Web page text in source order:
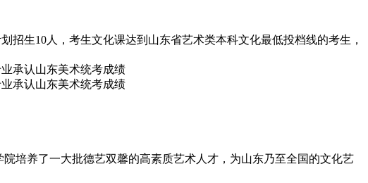
生10人，考生文化课达到山东省艺术类本科文化最低投档线的考生，
培养了一大批德艺双馨的高素质艺术人才，为山东乃至全国的文化艺